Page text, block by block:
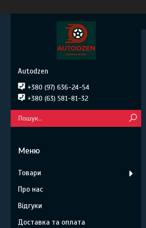
Autodzen
+380 (97) 636-24-54
+380 (63) 581-81-32
Товари
Про нас
Відгуки
Доставка та оплата